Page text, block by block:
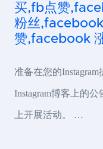
买,fb点赞
粉丝
赞,facebook
准备在您的
Instagram博客上的
上开展活动。 …